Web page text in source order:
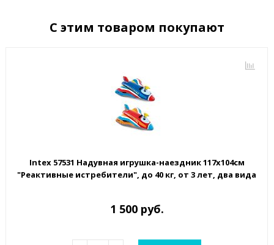
С этим товаром покупают
Intex 57531 Надувная игрушка-наездник 117х104см
"Реактивные истребители", до 40 кг, от 3 лет, два вида
1 500 руб.